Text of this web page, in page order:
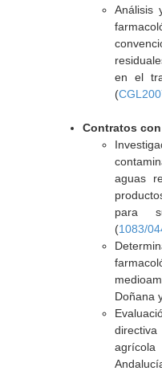
Análisis
en el
(
Contratos
aguas
para
(1083/
Doñana